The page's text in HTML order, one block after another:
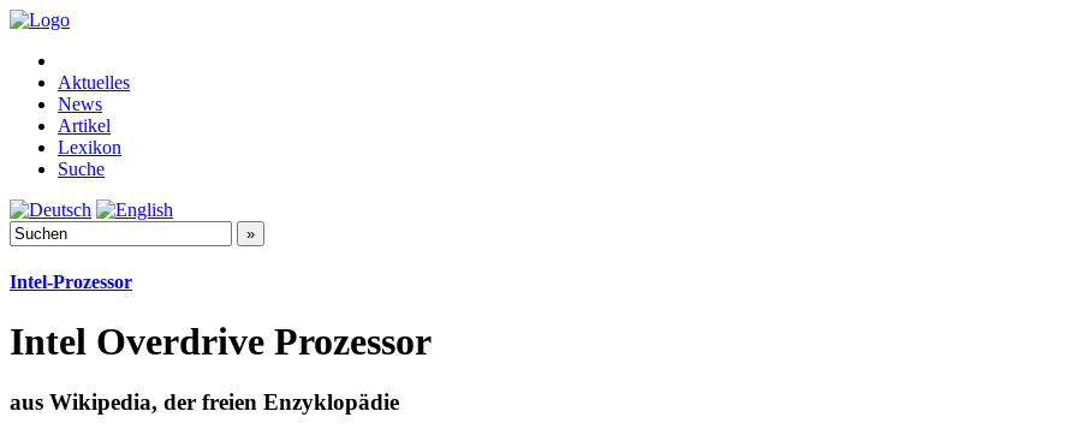
Aktuelles
News
Artikel
Lexikon
Suche
Intel-Prozessor
Intel Overdrive Prozessor
aus Wikipedia, der freien Enzyklopädie